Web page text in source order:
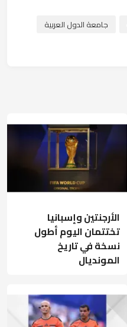
جامعة الدول العربية
الأرجنتين وإسبانيا
تختتمان اليوم أطول
نسخة في تاريخ
المونديال